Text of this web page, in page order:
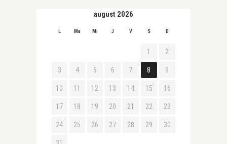
august 2026
L Ma Mi J V S D
1 2
3 4 5 6 7 8 9
10 11 12 13 14 15 16
17 18 19 20 21 22 23
24 25 26 27 28 29 30